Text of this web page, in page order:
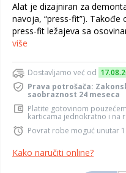
Alat je dizajniran za
navoja, “press-fit”). Takođe
press-fit ležajeva sa
više
Dostavljamo već od
Prava potrošača:
saobraznost 24 meseca
Platite gotovinom
karticama jednokratno i na
Povrat robe moguć unutar
Kako naručiti online?